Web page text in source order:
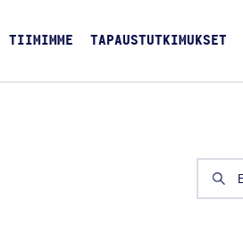
TIIMIMME TAPAUSTUTKIMUKSET